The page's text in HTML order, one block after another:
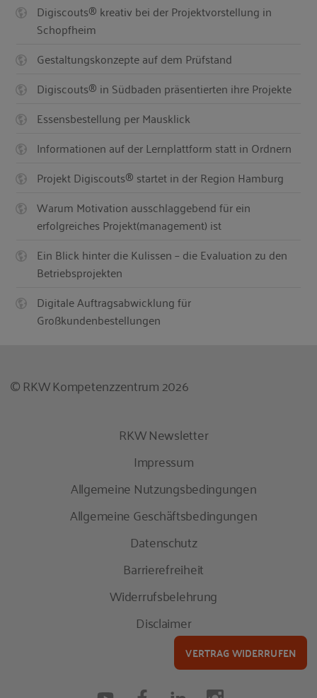
Digiscouts® kreativ bei der Projektvorstellung in
Schopfheim
Gestaltungskonzepte auf dem Prüfstand
Digiscouts® in Südbaden präsentierten ihre Projekte
Essensbestellung per Mausklick
Informationen auf der Lernplattform statt in Ordnern
Projekt Digiscouts® startet in der Region Hamburg
Warum Motivation ausschlaggebend für ein
erfolgreiches Projekt(management) ist
Ein Blick hinter die Kulissen – die Evaluation zu den
Betriebsprojekten
Digitale Auftragsabwicklung für
Großkundenbestellungen
© RKW Kompetenzzentrum 2026
RKW Newsletter
Impressum
Allgemeine Nutzungsbedingungen
Allgemeine Geschäftsbedingungen
Datenschutz
Barrierefreiheit
Widerrufsbelehrung
Disclaimer
VERTRAG WIDERRUFEN